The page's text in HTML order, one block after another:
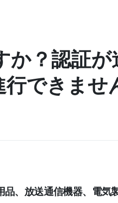
か？認証
できませ
品、放送通信機器、電気